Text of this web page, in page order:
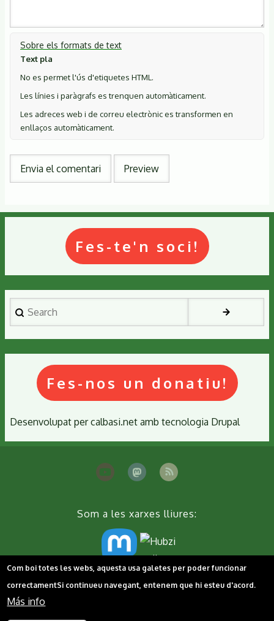
Sobre els formats de text
Text pla
No es permet l'ús d'etiquetes HTML.
Les línies i paràgrafs es trenquen automàticament.
Les adreces web i de correu electrònic es transformen en
enllaços automàticament.
Fes-te'n soci!
Search
Fes-nos un donatiu!
Desenvolupat percalbasi.net amb tecnologia Drupal
Som a les xarxes lliures:
Peu Contacta'ns Cookies Política de privacitat
Com boi totes les webs, aquesta usa galetes per poder funcionar
correctamentSi continueu navegant, entenem que hi esteu d'acord.
Más info